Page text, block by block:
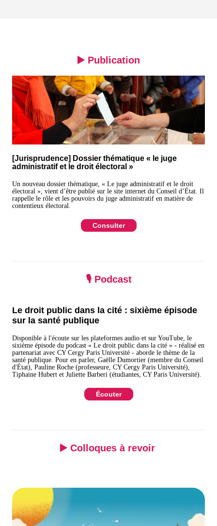
▶️ Publication
[Jurisprudence] Dossier thématique « le juge
administratif et le droit électoral »
Un nouveau dossier thématique, « Le juge administratif et le droit
électoral », vient d’être publié sur le site internet du Conseil d’État. Il
rappelle le rôle et les pouvoirs du juge administratif en matière de
contentieux électoral.
Consulter
🎙️ Podcast
Le droit public dans la cité : sixième épisode
sur la santé publique
Disponible à l'écoute sur les plateformes audio et sur YouTube, le
sixième épisode du podcast « Le droit public dans la cité » - réalisé en
partenariat avec CY Cergy Paris Université - aborde le thème de la
santé publique. Pour en parler, Gaëlle Dumortier (membre du Conseil
d'État), Pauline Roche (professeure, CY Cergy Paris Université),
Tiphaine Hubert et Juliette Barberi (étudiantes, CY Paris Université).
Écouter
▶️ Colloques à revoir